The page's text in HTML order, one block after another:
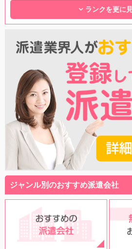
ランクを更に
ジャンル別のおすすめ派遣会社